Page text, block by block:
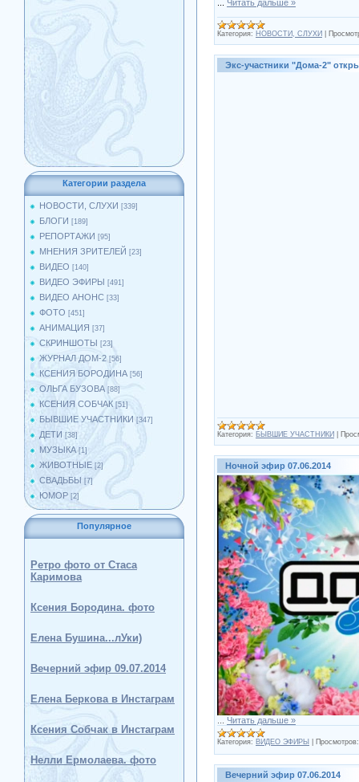
Категории раздела
НОВОСТИ, СЛУХИ [339]
БЛОГИ [189]
РЕПОРТАЖИ [95]
МНЕНИЯ ЗРИТЕЛЕЙ [23]
ВИДЕО [140]
ВИДЕО ЭФИРЫ [491]
ВИДЕО АНОНС [33]
ФОТО [451]
АНИМАЦИЯ [37]
СКРИНШОТЫ [23]
ЖУРНАЛ ДОМ-2 [56]
КСЕНИЯ БОРОДИНА [56]
ОЛЬГА БУЗОВА [88]
КСЕНИЯ СОБЧАК [51]
БЫВШИЕ УЧАСТНИКИ [347]
ДЕТИ [38]
МУЗЫКА [1]
ЖИВОТНЫЕ [2]
СВАДЬБЫ [7]
ЮМОР [2]
Популярное
Ретро фото от Стаса
Каримова
Ксения Бородина. фото
Елена Бушина...лУки)
Вечерний эфир 09.07.2014
Елена Беркова в Инстаграм
Ксения Собчак в Инстаграм
Нелли Ермолаева. фото
Читать дальше »
Категория: НОВОСТИ, СЛУХИ
Экс-участники "Дома-2"
Категория: БЫВШИЕ УЧАСТНИКИ
Ночной эфир 07.06.2014
Читать дальше »
Категория: ВИДЕО ЭФИРЫ Просмотров:
Вечерний эфир 07.06.2014